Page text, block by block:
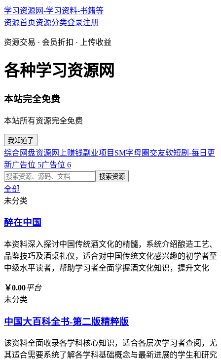
学习资源网-学习资料-书籍等
资源首页资源分类登录注册
资源交易 · 会员折扣 · 上传收益
各种学习资源网
本站完全免费
本站所有资源完全免费
我知道了
综合网盘资源 网上赚钱副业项目 SM字母圈交友软短剧-每日更
新广告位 5广告位 6
搜索资源
全部
未分类
醉在中国
本资料深入探讨中国传统酒文化的精髓，系统介绍酿造工艺、
品鉴技巧及酒桌礼仪，适合对中国传统文化感兴趣的初学者至
中级水平读者，帮助学习者全面掌握酒文化知识，提升文化
￥0.00平台
未分类
中国大百科全书-第二版精粹版
该资料全面收录各学科核心知识，适合各层次学习者查阅，尤
其适合需要系统了解各学科基础概念与最新进展的学生和研究